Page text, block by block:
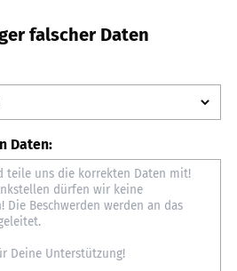
falscher Daten
Daten: